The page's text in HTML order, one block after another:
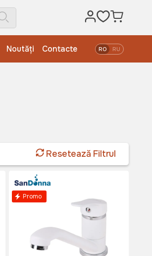
Noutăți Contacte RO RU
Resetează Filtrul
Promo